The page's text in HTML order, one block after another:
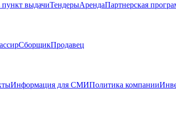
выдачиТендерыАрендаПартнерская
СборщикПродавец
Информация для СМИПолитика компании